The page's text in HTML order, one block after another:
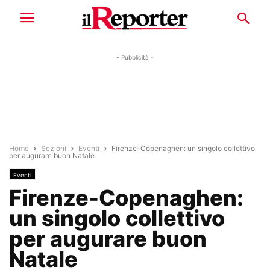
- Pubblicità -
Home Sezioni Eventi
Firenze-Copenaghen: un singolo collettivo
per augurare buon Natale
Eventi
Firenze-Copenaghen:
un singolo collettivo
per augurare buon
Natale